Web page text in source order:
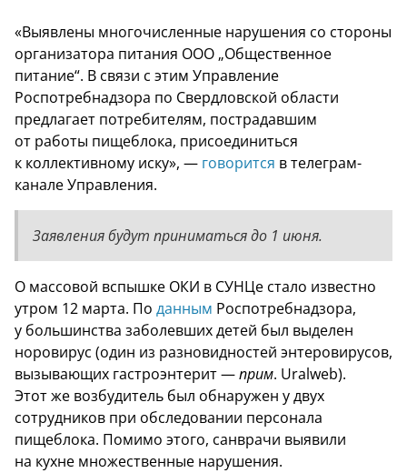
«Выявлены многочисленные нарушения со стороны
организатора питания ООО „Общественное
питание“. В связи с этим Управление
Роспотребнадзора по Свердловской области
предлагает потребителям, пострадавшим
от работы пищеблока, присоединиться
к коллективному иску», — говорится в телеграм-
канале Управления.
Заявления будут приниматься до 1 июня.
О массовой вспышке ОКИ в СУНЦе стало известно
утром 12 марта. По данным Роспотребнадзора,
у большинства заболевших детей был выделен
норовирус (один из разновидностей энтеровирусов,
вызывающих гастроэнтерит —прим. Uralweb).
Этот же возбудитель был обнаружен у двух
сотрудников при обследовании персонала
пищеблока. Помимо этого, санврачи выявили
на кухне множественные нарушения.